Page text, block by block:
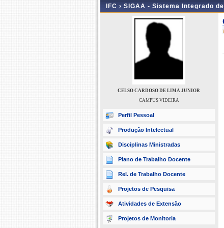
IFC › SIGAA - Sistema Integrado
CELSO CARDOSO DE LIMA JUNIOR
CAMPUS VIDEIRA
Perfil Pessoal
Produção Intelectual
Disciplinas Ministradas
Plano de Trabalho Docente
Rel. de Trabalho Docente
Projetos de Pesquisa
Atividades de Extensão
Projetos de Monitoria